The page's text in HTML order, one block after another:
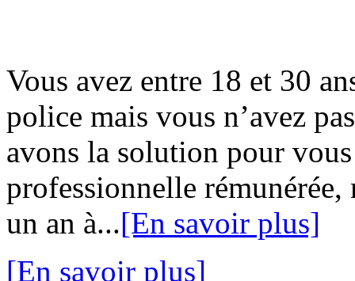
Vous avez entre 18 et 30
police mais vous n’avez
avons la solution pour
professionnelle
un an à...[En savoir plus]
[En savoir plus]